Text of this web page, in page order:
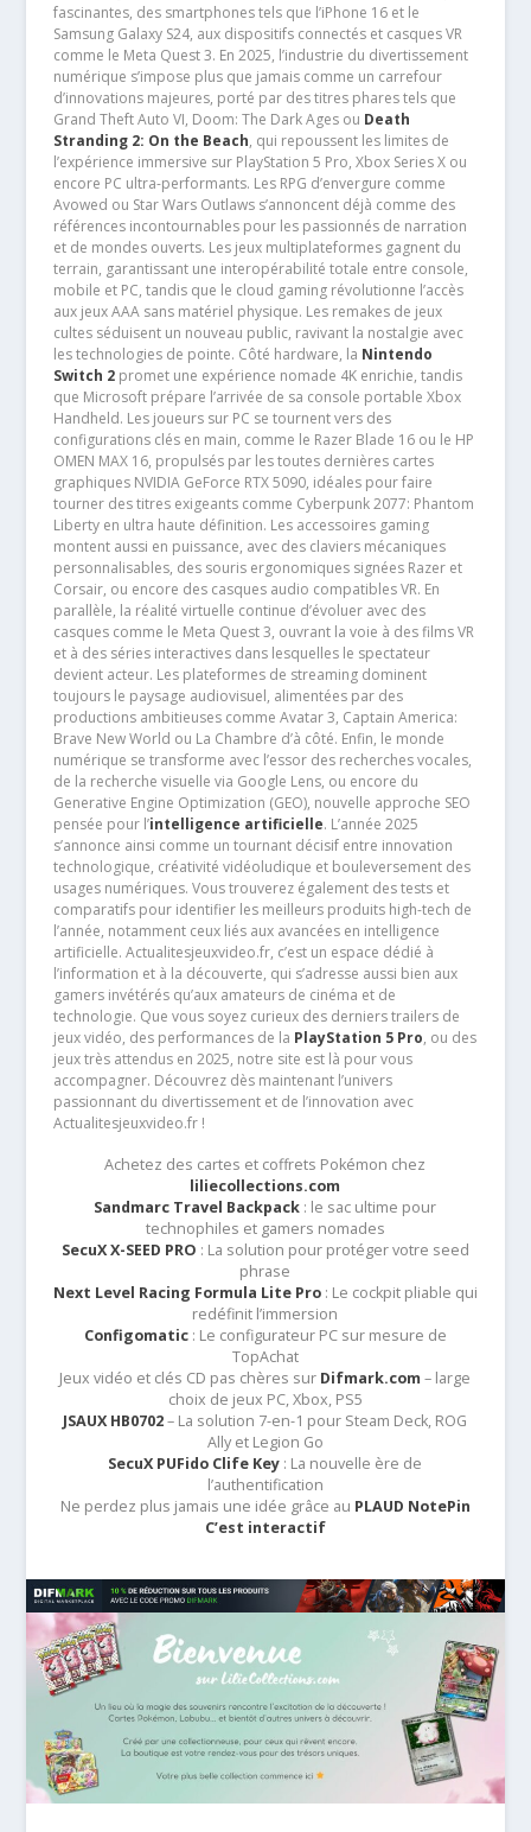
fascinantes, des smartphones tels que l’iPhone 16 et le
Samsung Galaxy S24, aux dispositifs connectés et casques VR
comme le Meta Quest 3. En 2025, l’industrie du divertissement
numérique s’impose plus que jamais comme un carrefour
d’innovations majeures, porté par des titres phares tels que
Grand Theft Auto VI, Doom: The Dark Ages ou Death
Stranding 2: On the Beach, qui repoussent les limites de
l’expérience immersive sur PlayStation 5 Pro, Xbox Series X ou
encore PC ultra-performants. Les RPG d’envergure comme
Avowed ou Star Wars Outlaws s’annoncent déjà comme des
références incontournables pour les passionnés de narration
et de mondes ouverts. Les jeux multiplateformes gagnent du
terrain, garantissant une interopérabilité totale entre console,
mobile et PC, tandis que le cloud gaming révolutionne l’accès
aux jeux AAA sans matériel physique. Les remakes de jeux
cultes séduisent un nouveau public, ravivant la nostalgie avec
les technologies de pointe. Côté hardware, la Nintendo
Switch 2promet une expérience nomade 4K enrichie, tandis
que Microsoft prépare l’arrivée de sa console portable Xbox
Handheld. Les joueurs sur PC se tournent vers des
configurations clés en main, comme le Razer Blade 16 ou le HP
OMEN MAX 16, propulsés par les toutes dernières cartes
graphiques NVIDIA GeForce RTX 5090, idéales pour faire
tourner des titres exigeants comme Cyberpunk 2077: Phantom
Liberty en ultra haute définition. Les accessoires gaming
montent aussi en puissance, avec des claviers mécaniques
personnalisables, des souris ergonomiques signées Razer et
Corsair, ou encore des casques audio compatibles VR. En
parallèle, la réalité virtuelle continue d’évoluer avec des
casques comme le Meta Quest 3, ouvrant la voie à des films VR
et à des séries interactives dans lesquelles le spectateur
devient acteur. Les plateformes de streaming dominent
toujours le paysage audiovisuel, alimentées par des
productions ambitieuses comme Avatar 3, Captain America:
Brave New World ou La Chambre d’à côté. Enfin, le monde
numérique se transforme avec l’essor des recherches vocales,
de la recherche visuelle via Google Lens, ou encore du
Generative Engine Optimization (GEO), nouvelle approche SEO
pensée pour l’intelligence artificielle. L’année 2025
s’annonce ainsi comme un tournant décisif entre innovation
technologique, créativité vidéoludique et bouleversement des
usages numériques. Vous trouverez également des tests et
comparatifs pour identifier les meilleurs produits high-tech de
l’année, notamment ceux liés aux avancées en intelligence
artificielle. Actualitesjeuxvideo.fr, c’est un espace dédié à
l’information et à la découverte, qui s’adresse aussi bien aux
gamers invétérés qu’aux amateurs de cinéma et de
technologie. Que vous soyez curieux des derniers trailers de
jeux vidéo, des performances de la PlayStation 5 Pro, ou des
jeux très attendus en 2025, notre site est là pour vous
accompagner. Découvrez dès maintenant l’univers
passionnant du divertissement et de l’innovation avec
Actualitesjeuxvideo.fr !
Achetez des cartes et coffrets Pokémon chez
liliecollections.com
Sandmarc Travel Backpack : le sac ultime pour
technophiles et gamers nomades
SecuX X-SEED PRO : La solution pour protéger votre seed
phrase
Next Level Racing Formula Lite Pro: Le cockpit pliable qui
redéfinit l’immersion
Configomatic: Le configurateur PC sur mesure de
TopAchat
Jeux vidéo et clés CD pas chères sur Difmark.com – large
choix de jeux PC, Xbox, PS5
JSAUX HB0702– La solution 7-en-1 pour Steam Deck, ROG
Ally et Legion Go
SecuX PUFido Clife Key : La nouvelle ère de
l’authentification
Ne perdez plus jamais une idée grâce au PLAUD NotePin
C’est interactif